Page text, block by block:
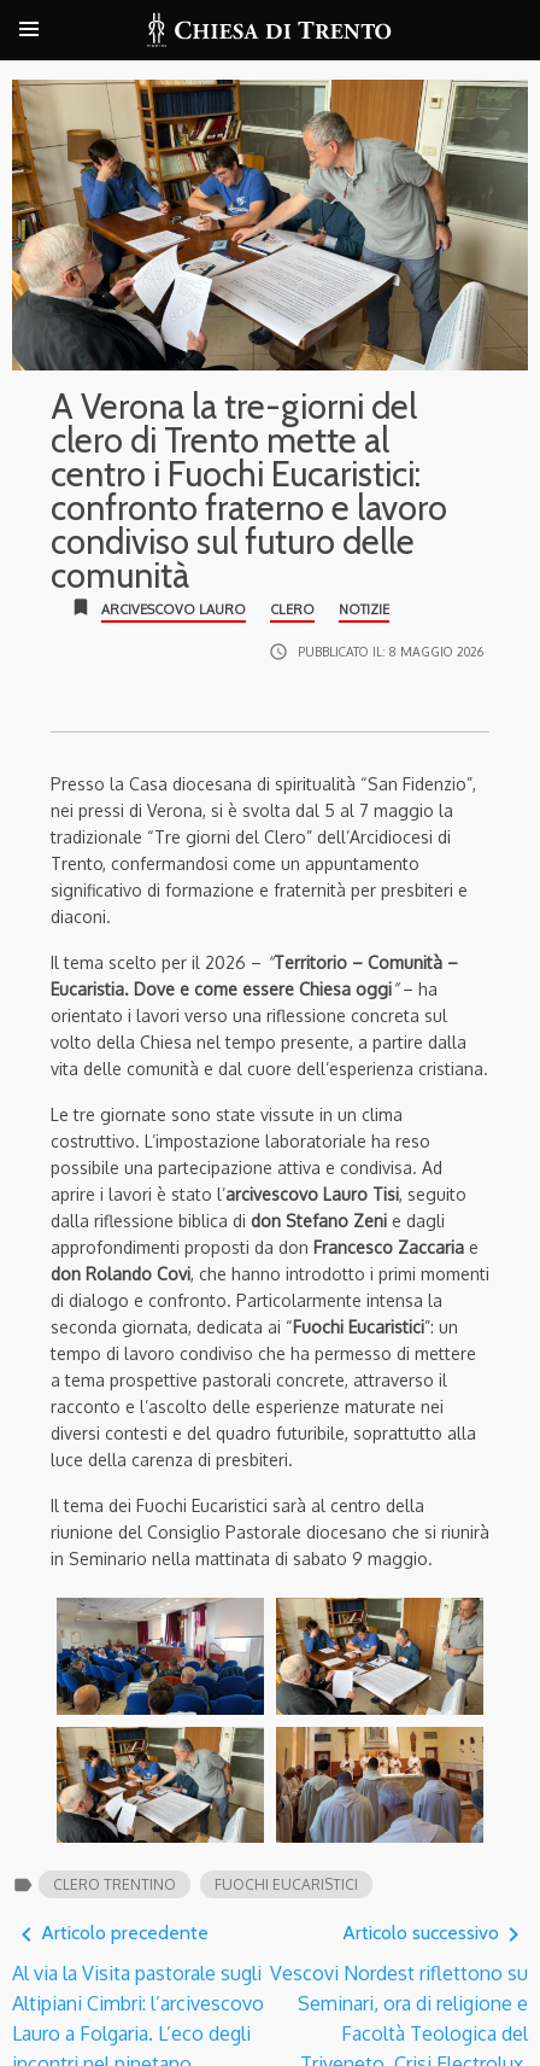
A Verona la tre-giorni del
clero di Trento mette al
centro i Fuochi Eucaristici:
confronto fraterno e lavoro
condiviso sul futuro delle
comunità
bookmark ARCIVESCOVO LAURO CLERO NOTIZIE
access_time PUBBLICATO IL: 8 MAGGIO 2026
Presso la Casa diocesana di spiritualità “San Fidenzio”,
nei pressi di Verona, si è svolta dal 5 al 7 maggio la
tradizionale “Tre giorni del Clero” dell’Arcidiocesi di
Trento, confermandosi come un appuntamento
significativo di formazione e fraternità per presbiteri e
diaconi.
Il tema scelto per il 2026 – “Territorio – Comunità –
Eucaristia. Dove e come essere Chiesa oggi”– ha
orientato i lavori verso una riflessione concreta sul
volto della Chiesa nel tempo presente, a partire dalla
vita delle comunità e dal cuore dell’esperienza cristiana.
Le tre giornate sono state vissute in un clima
costruttivo. L’impostazione laboratoriale ha reso
possibile una partecipazione attiva e condivisa. Ad
aprire i lavori è stato l’arcivescovo Lauro Tisi, seguito
dalla riflessione biblica di don Stefano Zeni e dagli
approfondimenti proposti da don Francesco Zaccaria e
don Rolando Covi, che hanno introdotto i primi momenti
di dialogo e confronto. Particolarmente intensa la
seconda giornata, dedicata ai “Fuochi Eucaristici”: un
tempo di lavoro condiviso che ha permesso di mettere
a tema prospettive pastorali concrete, attraverso il
racconto e l’ascolto delle esperienze maturate nei
diversi contesti e del quadro futuribile, soprattutto alla
luce della carenza di presbiteri.
Il tema dei Fuochi Eucaristici sarà al centro della
riunione del Consiglio Pastorale diocesano che si riunirà
in Seminario nella mattinata di sabato 9 maggio.
label CLERO TRENTINO FUOCHI EUCARISTICI
navigate_before Articolo precedente
Al via la Visita pastorale sugli
Altipiani Cimbri: l’arcivescovo
Lauro a Folgaria. L’eco degli
Articolo successivo navigate_next
Vescovi Nordest riflettono su
Seminari, ora di religione e
Facoltà Teologica del